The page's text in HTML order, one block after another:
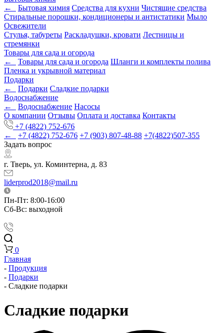
←
Бытовая химия Средства для кухни Чистящие средства
Стиральные порошки, кондиционеры и антистатики Мыло
Освежители
Стулья, табуреты Раскладушки, кровати Лестницы и
стремянки
Товары для сада и огорода
←
Товары для сада и огорода Шланги и комплекты полива
Пленка и укрывной материал
Подарки
←
Подарки Cладкие подарки
Водоснабжение
←
Водоснабжение Насосы
О компании Отзывы Оплата и доставка Контакты
+7 (4822) 752-676
←
+7 (4822) 752-676 +7 (903) 807-48-88 +7(4822)507-355
Задать вопрос
г. Тверь, ул. Коминтерна, д. 83
liderprod2018@mail.ru
Пн-Пт: 8:00-16:00
Сб-Вс: выходной
0
Главная
- Продукция
- Подарки
- Cладкие подарки
Cладкие подарки